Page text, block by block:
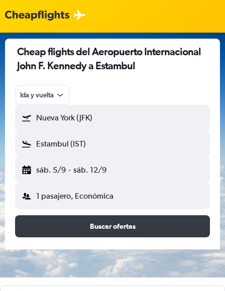
Cheap flights del Aeropuerto Internacional
John F. Kennedy a Estambul
Ida y vuelta
Nueva York (JFK)
Estambul (IST)
sáb. 5/9 - sáb. 12/9
1 pasajero, Económica
Buscar ofertas